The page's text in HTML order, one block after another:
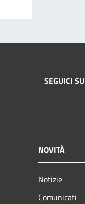
SEGUICI SU
NOVITÀ
Notizie
Comunicati